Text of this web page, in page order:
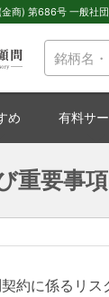
商) 第686号 一般社
め 有料サ
重要事項
約に係るリス